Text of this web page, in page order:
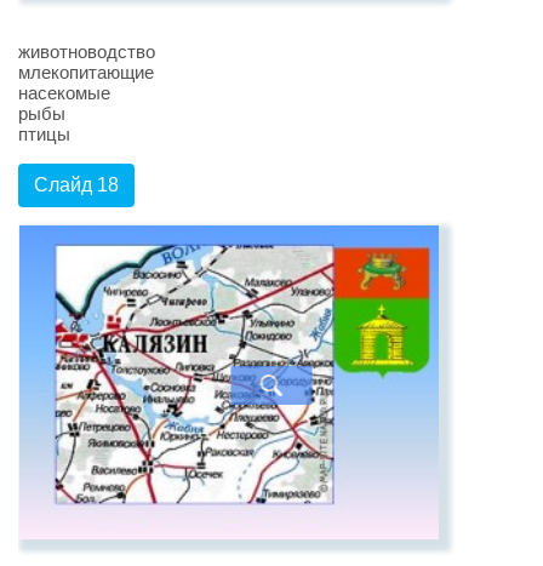
животноводство
млекопитающие
насекомые
рыбы
птицы
Слайд 18